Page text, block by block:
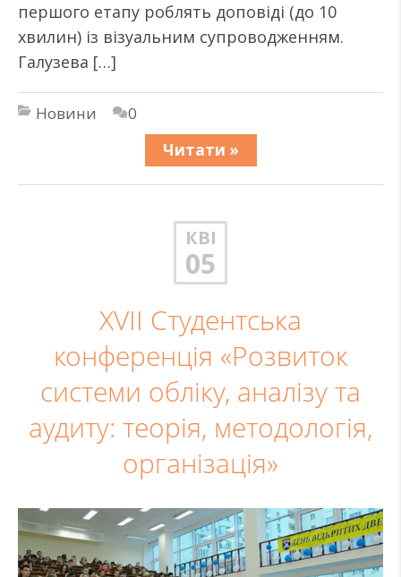
першого етапу роблять доповіді (до 10
хвилин) із візуальним супроводженням.
Галузева […]
Новини
0
Читати »
КВІ
05
ХVІІ Студентська
конференція «Розвиток
системи обліку, аналізу та
аудиту: теорія, методологія,
організація»